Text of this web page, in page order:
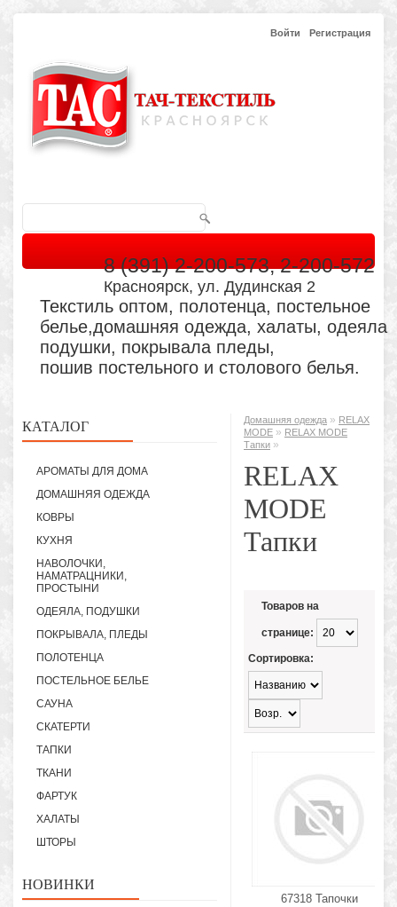
Войти Регистрация
8 (391) 2-200-573, 2-200-572
Красноярск, ул. Дудинская 2
Текстиль оптом, полотенца, постельное
белье,домашняя одежда, халаты, одеяла
подушки, покрывала пледы,
пошив постельного и столового белья.
КАТАЛОГ
АРОМАТЫ ДЛЯ ДОМА
ДОМАШНЯЯ ОДЕЖДА
КОВРЫ
КУХНЯ
НАВОЛОЧКИ,
НАМАТРАЦНИКИ,
ПРОСТЫНИ
ОДЕЯЛА, ПОДУШКИ
ПОКРЫВАЛА, ПЛЕДЫ
ПОЛОТЕНЦА
ПОСТЕЛЬНОЕ БЕЛЬЕ
САУНА
СКАТЕРТИ
ТАПКИ
ТКАНИ
ФАРТУК
ХАЛАТЫ
ШТОРЫ
НОВИНКИ
Домашняя одежда » RELAX
MODE » RELAX MODE
Тапки »
RELAX
MODE
Тапки
Товаров на
странице:
Сортировка:
67318 Тапочки